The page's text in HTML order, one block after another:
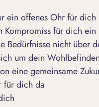
ein offenes Ohr für dich
Kompromiss für dich ein
Bedürfnisse nicht über
um dein Wohlbefinden
eine gemeinsame
für dich da